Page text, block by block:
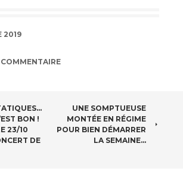
2019
BON !
23/10
DE
UNE SOMPTUEUSE
MONTÉE EN RÉGIME
POUR BIEN DÉMARRER
LA SEMAINE…